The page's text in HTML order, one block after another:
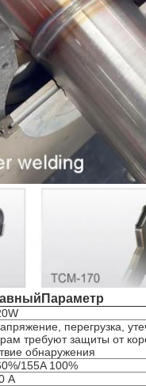
Параметр
перегрузка,
требуют защиты от
обнаружения
155A 100%
А